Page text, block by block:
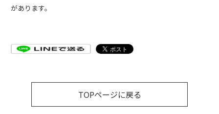
があります。
TOPページに戻る